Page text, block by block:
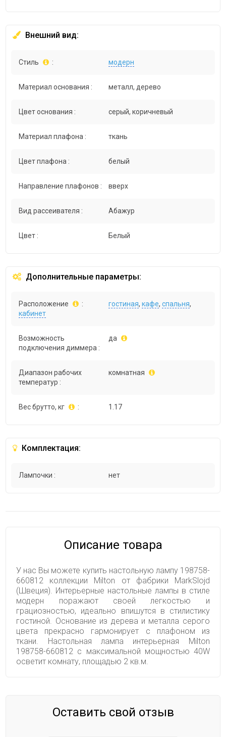
Внешний вид:
Стиль : модерн
Материал основания : металл, дерево
Цвет основания : серый, коричневый
Материал плафона : ткань
Цвет плафона : белый
Направление плафонов : вверх
Вид рассеивателя : Абажур
Цвет : Белый
Дополнительные параметры:
Расположение : гостиная,кафе,спальня,
кабинет
Возможность
подключения диммера :
да
Диапазон рабочих
температур :
комнатная
Вес брутто, кг : 1.17
Комплектация:
Лампочки : нет
Описание товара
У нас Вы можете купить настольную лампу 198758-
660812 коллекции Milton от фабрики MarkSlojd
(Швеция). Интерьерные настольные лампы в стиле
модерн поражают своей легкостью и
грациозностью, идеально впишутся в стилистику
гостиной. Основание из дерева и металла серого
цвета прекрасно гармонирует с плафоном из
ткани. Настольная лампа интерьерная Milton
198758-660812 с максимальной мощностью 40W
осветит комнату, площадью 2 кв.м.
Оставить свой отзыв